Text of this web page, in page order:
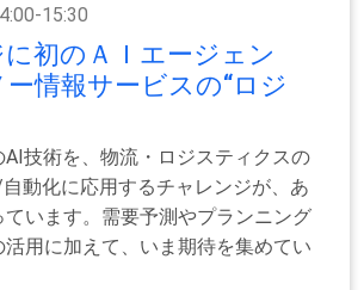
15:30
初のＡＩエージェン
ー情報サービスの“ロジ
技術を、物流・ロジスティクスの
動化に応用するチャレンジが、あ
ています。需要予測やプランニング
用に加えて、いま期待を集めてい